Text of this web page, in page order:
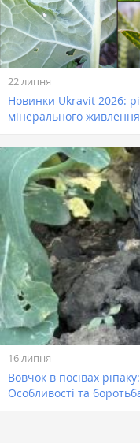
22 липня
Новинки Ukravit 2026:
мінерального живлення
16 липня
Вовчок в посівах
Особливості та